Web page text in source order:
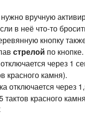
вручную
в неё что-то
кнопку
стрелой по кнопке.
через 1
красного камня).
отключается через
красного